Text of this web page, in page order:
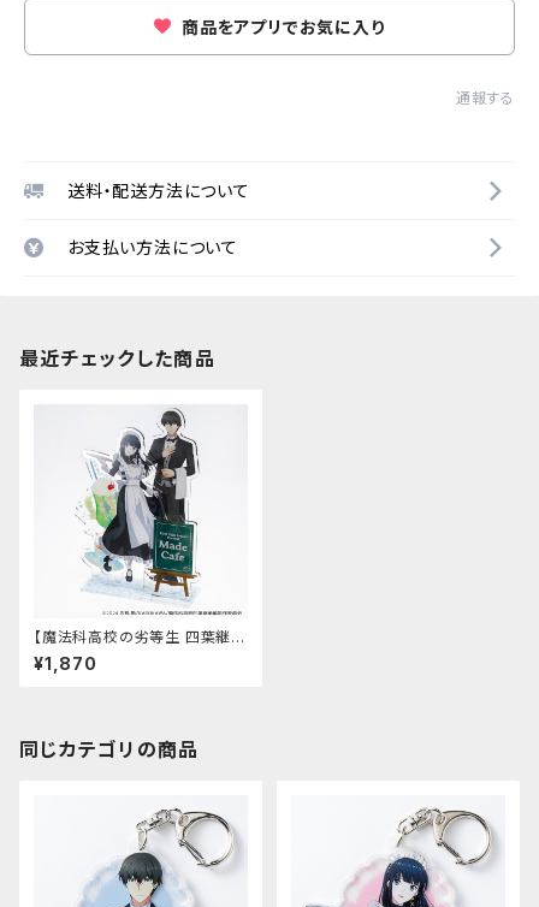
商品をアプリでお気に入り
通報する
送料・配送方法について
お支払い方法について
最近チェックした商品
【魔法科高校の劣等生 四葉継承
編】アクリルスタンド
¥1,870
同じカテゴリの商品